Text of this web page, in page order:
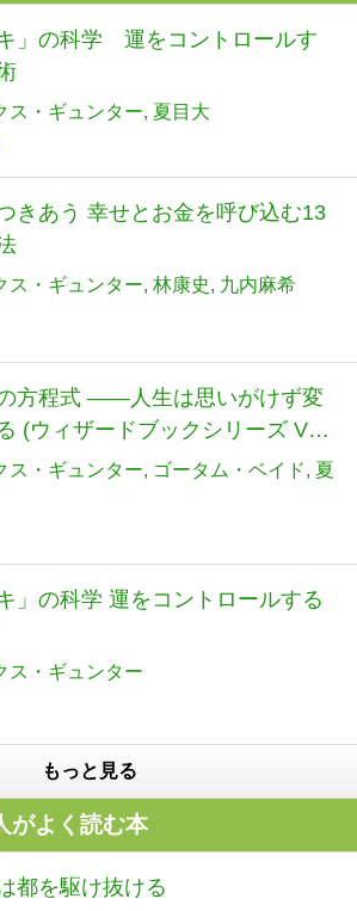
キ」の科学 運をコントロールす
ス・ギュンター 夏目大
きあう 幸せとお金を呼び込む13
ス・ギュンター 林康史 九内麻希
方程式 ――人生は思いがけず変
(ウィザードブックシリーズ Vol.
ス・ギュンター ゴータム・ベイド
夏
キ」の科学 運をコントロールする
ス・ギュンター
もっと見る
がよく読む本
都を駆け抜ける